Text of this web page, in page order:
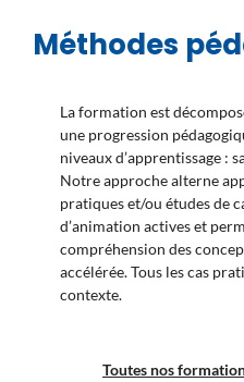
Méthodes
La formation est
une progression
niveaux d’apprentissage :
Notre approche alterne
pratiques et/ou études de
d’animation actives et
compréhension des
accélérée. Tous les cas
contexte.
Toutes nos